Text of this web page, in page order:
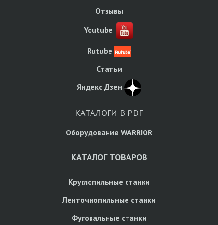
Отзывы
Youtube
Rutube
Статьи
Яндекс Дзен
КАТАЛОГИ В PDF
Оборудование WARRIOR
КАТАЛОГ ТОВАРОВ
Круглопильные станки
Ленточнопильные станки
Фуговальные станки